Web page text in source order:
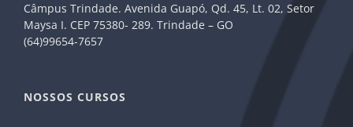
Câmpus Trindade. Avenida Guapó, Qd. 45, Lt. 02, Setor
Maysa I. CEP 75380- 289. Trindade – GO
(64)99654-7657
NOSSOS CURSOS